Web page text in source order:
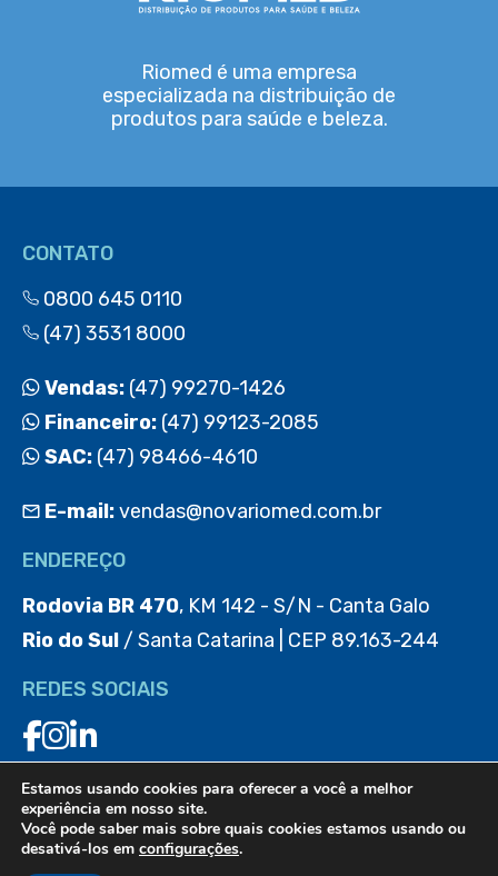
Riomed é uma empresa
especializada na distribuição de
produtos para saúde e beleza.
CONTATO
0800 645 0110
(47) 3531 8000
Vendas: (47) 99270-1426
Financeiro: (47) 99123-2085
SAC: (47) 98466-4610
E-mail:vendas@novariomed.com.br
ENDEREÇO
Rodovia BR 470, KM 142 - S/N - Canta Galo
Rio do Sul / Santa Catarina | CEP 89.163-244
REDES SOCIAIS
BAIXE O APP
Estamos usando cookies para oferecer a você a melhor
experiência em nosso site.
Você pode saber mais sobre quais cookies estamos usando ou
desativá-los em configurações.